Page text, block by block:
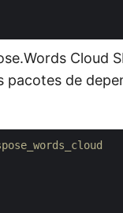
Cloud
de